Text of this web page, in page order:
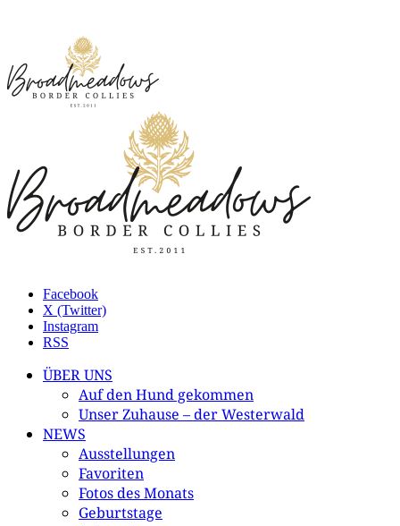
Facebook
X (Twitter)
Instagram
RSS
ÜBER UNS
Auf den Hund gekommen
Unser Zuhause – der Westerwald
NEWS
Ausstellungen
Favoriten
Fotos des Monats
Geburtstage